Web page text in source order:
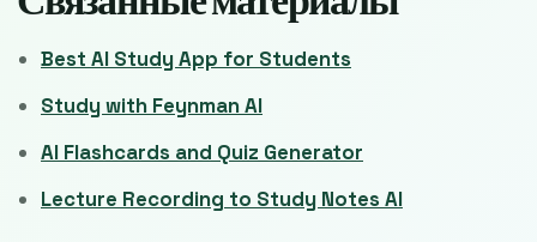
Best AI Study App for Students
Study with Feynman AI
AI Flashcards and Quiz Generator
Lecture Recording to Study Notes AI